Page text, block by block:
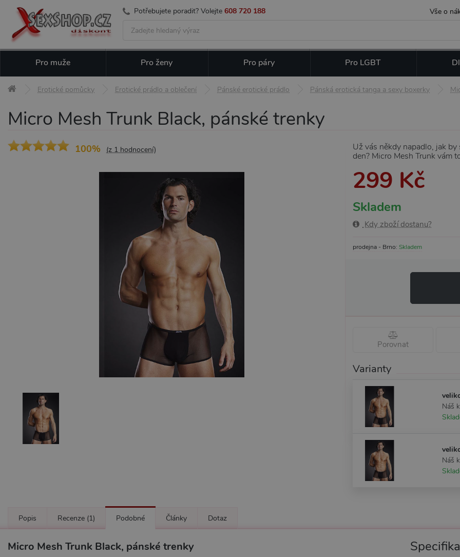
Potřebujete poradit? Volejte 608 720 188 Vše o
Pro muže Pro ženy Pro páry Pro LGBT
Erotické pomůcky Erotické prádlo a oblečení Pánské erotické prádlo Pánská erotická tanga a sexy boxerky
Micro Mesh Trunk Black, pánské trenky
100% (z 1 hodnocení)
Už vás někdy napadlo, jak
den? Micro Mesh Trunk vám
299 Kč
Skladem
Kdy zboží dostanu?
prodejna - Brno: Skladem
Porovnat
Varianty
Náš
Náš
Popis Recenze (1) Podobné Články Dotaz
Micro Mesh Trunk Black, pánské trenky